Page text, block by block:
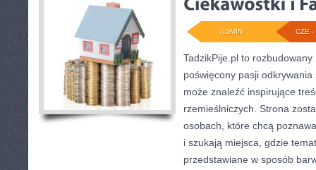
CZE -
ADMIN
TadzikPije.pl to
poświęcony pasji
może znaleźć inspirujące
rzemieślniczych. Strona
osobach, które chcą
i szukają miejsca, gdzie
przedstawiane w sposób